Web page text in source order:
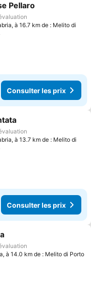
à mes favoris
Pellaro
à 16.7 km de : Melito di
Consulter les prix
à mes favoris
à 13.7 km de : Melito di
Consulter les prix
à mes favoris
à 14.0 km de : Melito di Porto